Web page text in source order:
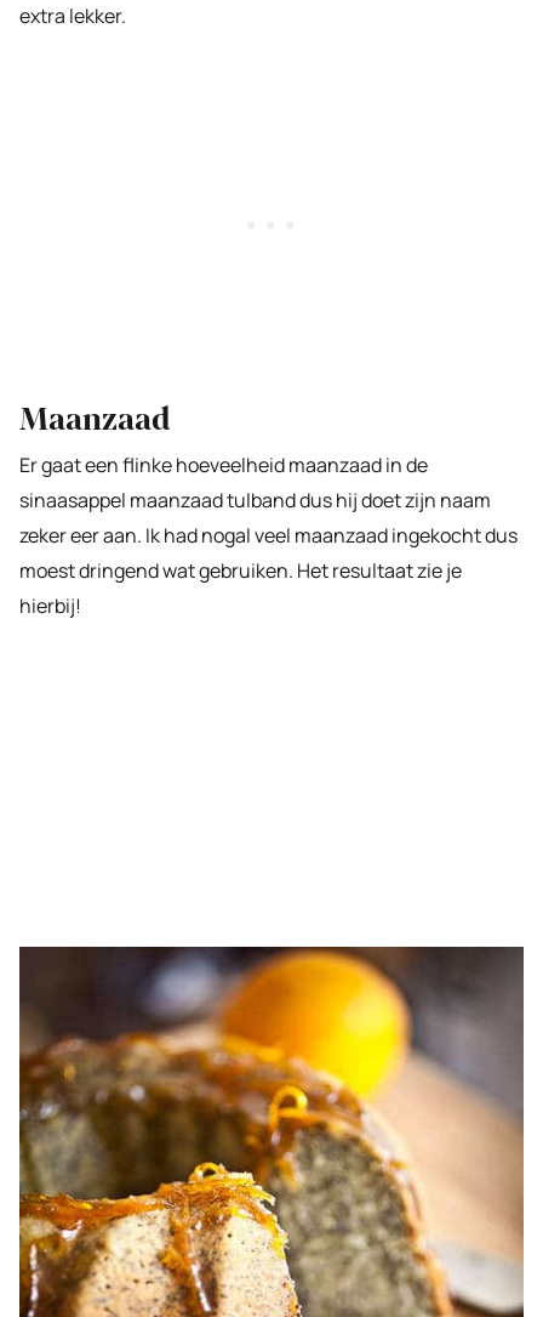
extra lekker.
Maanzaad
Er gaat een flinke hoeveelheid maanzaad in de
sinaasappel maanzaad tulband dus hij doet zijn naam
zeker eer aan. Ik had nogal veel maanzaad ingekocht dus
moest dringend wat gebruiken. Het resultaat zie je
hierbij!